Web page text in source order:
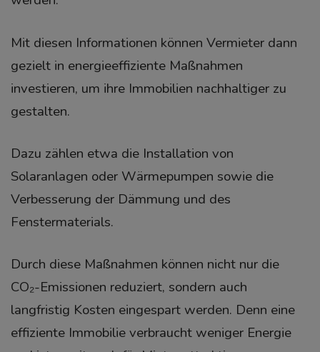
Mit diesen Informationen können Vermieter dann
gezielt in energieeffiziente Maßnahmen
investieren, um ihre Immobilien nachhaltiger zu
gestalten.
Dazu zählen etwa die Installation von
Solaranlagen oder Wärmepumpen sowie die
Verbesserung der Dämmung und des
Fenstermaterials.
Durch diese Maßnahmen können nicht nur die
CO₂-Emissionen reduziert, sondern auch
langfristig Kosten eingespart werden. Denn eine
effiziente Immobilie verbraucht weniger Energie